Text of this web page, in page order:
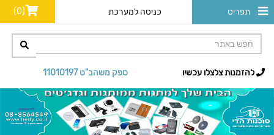
תפריט כניסה למערכת (0)
ספק משהב"ט 11010197 להזמנות צלצלו עכשיו